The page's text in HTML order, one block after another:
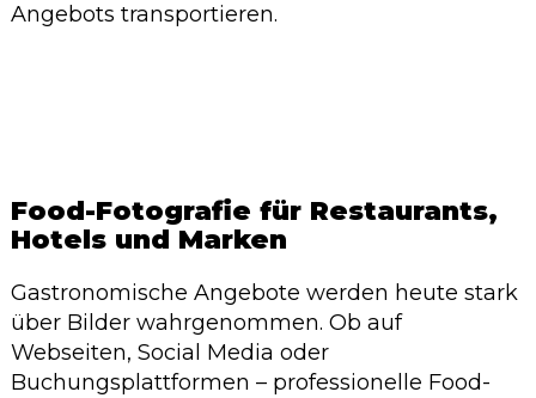
Angebots transportieren.
Food-Fotografie für Restaurants,
Hotels und Marken
Gastronomische Angebote werden heute stark
über Bilder wahrgenommen. Ob auf
Webseiten, Social Media oder
Buchungsplattformen – professionelle Food-